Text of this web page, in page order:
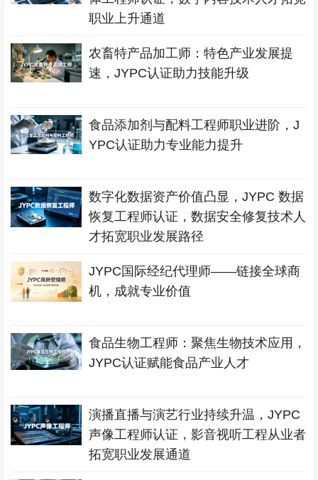
职业上升通道
农畜特产品加工师：特色产业发展提
速，JYPC认证助力技能升级
食品添加剂与配料工程师职业进阶，J
YPC认证助力专业能力提升
数字化数据资产价值凸显，JYPC 数据
恢复工程师认证，数据安全修复技术人
才拓宽职业发展路径
JYPC国际经纪代理师——链接全球商
机，成就专业价值
食品生物工程师：聚焦生物技术应用，
JYPC认证赋能食品产业人才
演播直播与演艺行业持续升温，JYPC
声像工程师认证，影音视听工程从业者
拓宽职业发展通道